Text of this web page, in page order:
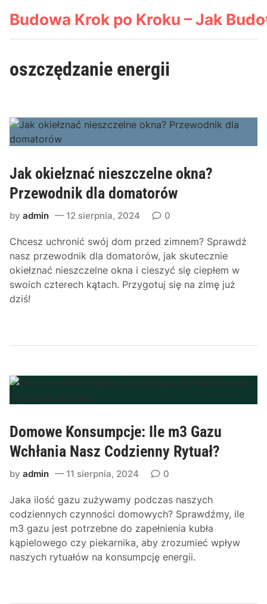
Budowa Krok po Kroku – Jak
oszczędzanie energii
Jak okiełznać nieszczelne okna?
Przewodnik dla domatorów
byadmin 12 sierpnia, 2024 0
Chcesz uchronić swój dom przed zimnem? Sprawdź
nasz przewodnik dla domatorów, jak skutecznie
okiełznać nieszczelne okna i cieszyć się ciepłem w
swoich czterech kątach. Przygotuj się na zimę już
dziś!
Domowe Konsumpcje: Ile m3 Gazu
Wchłania Nasz Codzienny Rytuał?
byadmin 11 sierpnia, 2024 0
Jaka ilość gazu zużywamy podczas naszych
codziennych czynności domowych? Sprawdźmy, ile
m3 gazu jest potrzebne do zapełnienia kubła
kąpielowego czy piekarnika, aby zrozumieć wpływ
naszych rytuałów na konsumpcję energii.